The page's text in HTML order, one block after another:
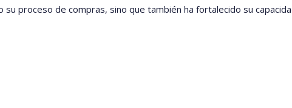
proceso de compras, sino que también ha fortalecido su